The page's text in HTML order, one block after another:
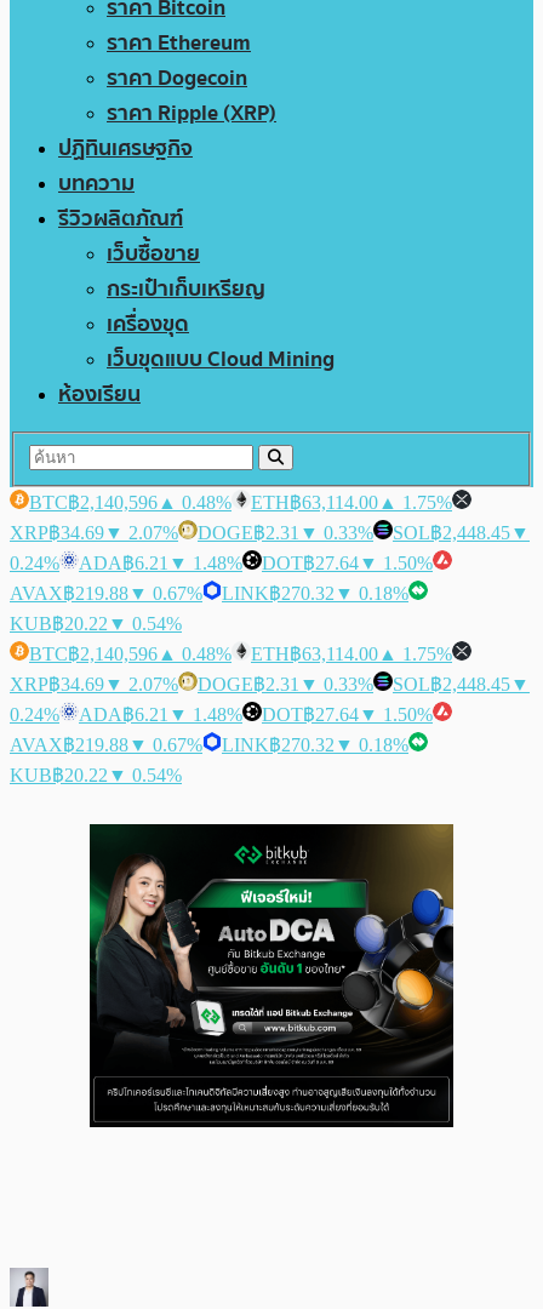
ราคา Bitcoin
ราคา Ethereum
ราคา Dogecoin
ราคา Ripple (XRP)
ปฏิทินเศรษฐกิจ
บทความ
รีวิวผลิตภัณฑ์
เว็บซื้อขาย
กระเป๋าเก็บเหรียญ
เครื่องขุด
เว็บขุดแบบ Cloud Mining
ห้องเรียน
BTC฿2,140,596 ▲ 0.48% ETH฿63,114.00 ▲ 1.75%
XRP฿34.69▼ 2.07% DOGE฿2.31 ▼ 0.33% SOL฿2,448.45▼
0.24%
ADA฿6.21 ▼ 1.48% DOT฿27.64▼ 1.50%
AVAX฿219.88▼ 0.67% LINK฿270.32 ▼ 0.18%
KUB฿20.22 ▼ 0.54%
BTC฿2,140,596 ▲ 0.48% ETH฿63,114.00 ▲ 1.75%
XRP฿34.69▼ 2.07% DOGE฿2.31 ▼ 0.33% SOL฿2,448.45▼
0.24%
ADA฿6.21 ▼ 1.48% DOT฿27.64▼ 1.50%
AVAX฿219.88▼ 0.67% LINK฿270.32 ▼ 0.18%
KUB฿20.22 ▼ 0.54%